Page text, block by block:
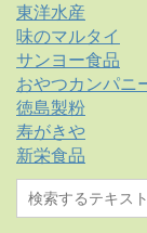
東洋水産
味のマルタイ
サンヨー食品
おやつカンパニ
徳島製粉
寿がきや
新栄食品